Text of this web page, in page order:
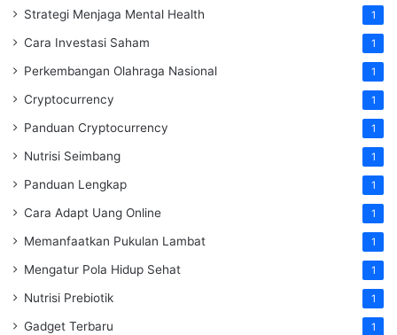
Strategi Menjaga Mental Health 1
Cara Investasi Saham 1
Perkembangan Olahraga Nasional 1
Cryptocurrency 1
Panduan Cryptocurrency 1
Nutrisi Seimbang 1
Panduan Lengkap 1
Cara Adapt Uang Online 1
Memanfaatkan Pukulan Lambat 1
Mengatur Pola Hidup Sehat 1
Nutrisi Prebiotik 1
Gadget Terbaru 1